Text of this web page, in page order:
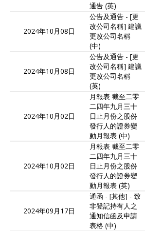
通告 (英)
2024年10月08日
公告及通告 - [更
改公司名稱] 建議
更改公司名稱
(中)
2024年10月08日
公告及通告 - [更
改公司名稱] 建議
更改公司名稱
(英)
2024年10月02日
月報表 截至二零
二四年九月三十
日止月份之股份
發行人的證券變
動月報表 (中)
2024年10月02日
月報表 截至二零
二四年九月三十
日止月份之股份
發行人的證券變
動月報表 (英)
2024年09月17日
通函 - [其他] - 致
非登記持有人之
通知信函及申請
表格 (中)